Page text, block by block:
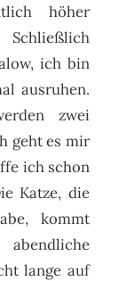
höher
ich bin
ausruhen.
zwei
geht es mir
ich schon
Katze, die
kommt
lange auf